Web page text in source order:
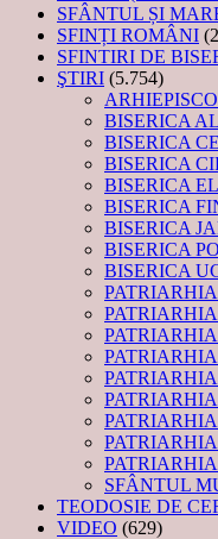
SFÂNTUL ȘI
SFINȚI ROMÂNI
SFINTIRI DE
ŞTIRI (5.754)
BISERICA
BISERICA
BISERICA
BISERICA
BISERICA
BISERICA
BISERICA
BISERICA
SFÂNTUL
TEODOSIE DE
VIDEO (629)